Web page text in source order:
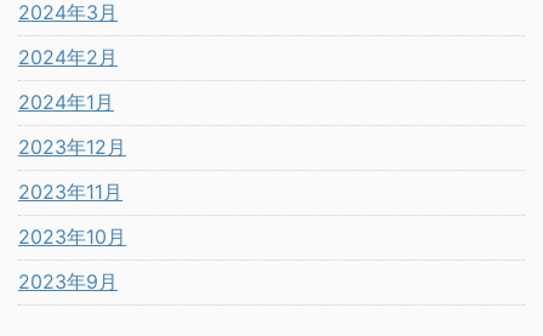
2024年3月
2024年2月
2024年1月
2023年12月
2023年11月
2023年10月
2023年9月